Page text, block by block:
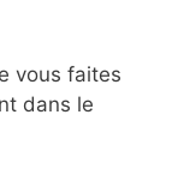
vous faites
dans le